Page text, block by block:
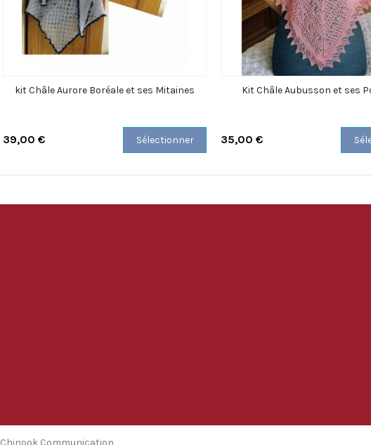
kit Châle Aurore Boréale et ses Mitaines
39,00 € Sélectionner
Kit Châle Aubusson et ses
35,00 €